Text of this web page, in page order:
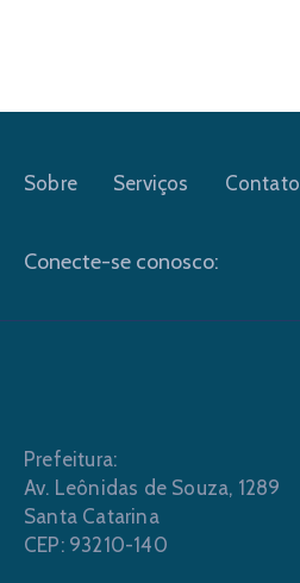
Sobre Serviços Contato
Conecte-se conosco:
Prefeitura:
Av. Leônidas de Souza, 1289
Santa Catarina
CEP: 93210-140